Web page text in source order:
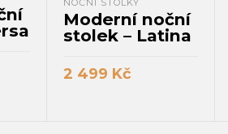
NOČNÍ STOLKY
Moderní noční
stolek – Latina
2 499 Kč